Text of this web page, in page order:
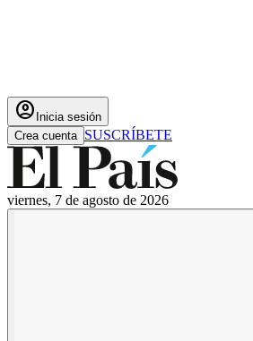
account_circle Inicia sesión
Crea cuenta SUSCRÍBETE
viernes, 7 de agosto de 2026